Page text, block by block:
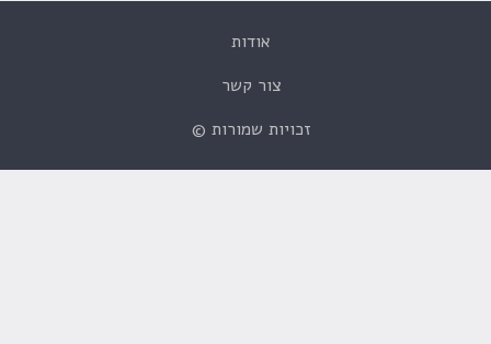
אודות
צור קשר
זכויות שמורות ©